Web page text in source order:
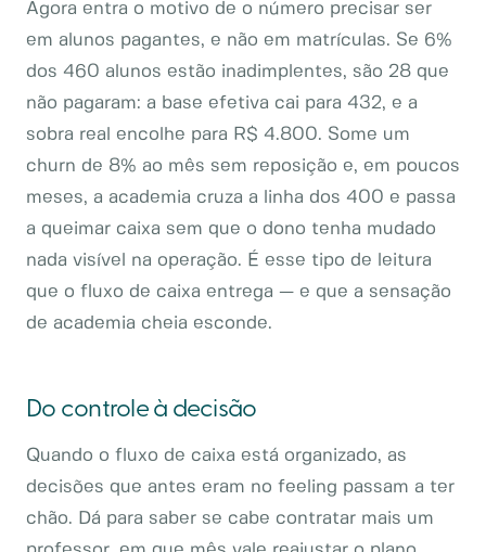
Agora entra o motivo de o número precisar ser
em alunos pagantes, e não em matrículas. Se 6%
dos 460 alunos estão inadimplentes, são 28 que
não pagaram: a base efetiva cai para 432, e a
sobra real encolhe para R$ 4.800. Some um
churn de 8% ao mês sem reposição e, em poucos
meses, a academia cruza a linha dos 400 e passa
a queimar caixa sem que o dono tenha mudado
nada visível na operação. É esse tipo de leitura
que o fluxo de caixa entrega — e que a sensação
de academia cheia esconde.
Do controle à decisão
Quando o fluxo de caixa está organizado, as
decisões que antes eram no feeling passam a ter
chão. Dá para saber se cabe contratar mais um